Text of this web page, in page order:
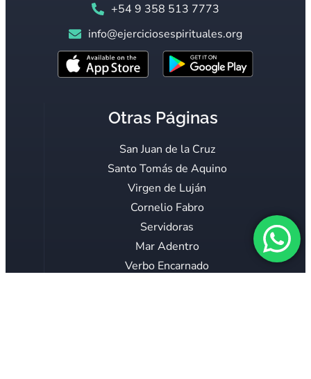
+54 9 358 513 7773
info@ejerciciosespirituales.org
Otras Páginas
San Juan de la Cruz
Santo Tomás de Aquino
Virgen de Luján
Cornelio Fabro
Servidoras
Mar Adentro
Verbo Encarnado